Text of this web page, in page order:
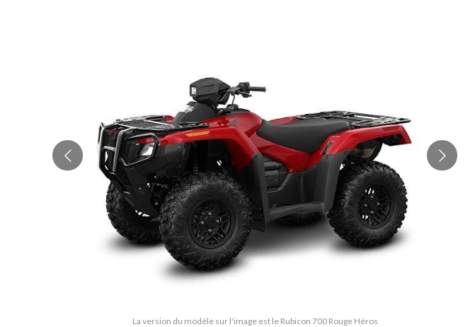
La version du modèle sur l'image est le Rubicon 700 Rouge Héros